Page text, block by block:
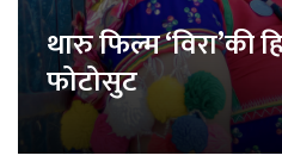
थारु फिल्म ‘विरा’की
फोटोसुट